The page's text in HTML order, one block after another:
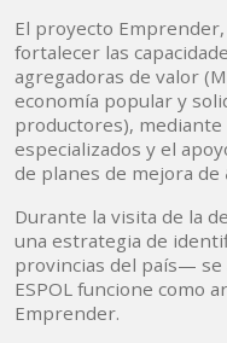
El proyecto
fortalecer las
agregadoras de valor
economía popular y
productores),
especializados y el
de planes de mejora de
Durante la visita de la
una estrategia de
provincias del país— se
ESPOL funcione como
Emprender.